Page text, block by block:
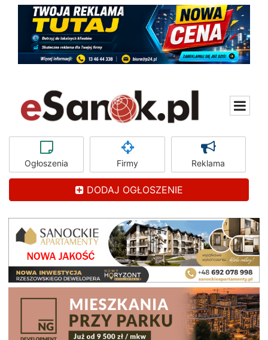
Ogłoszenia Firmy Reklama
DODAJ OGŁOSZENIE